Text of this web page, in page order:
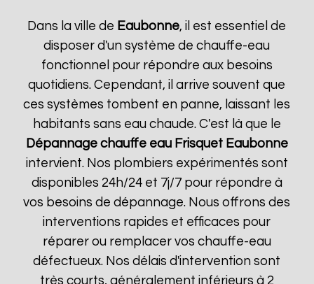
Dans la ville de Eaubonne, il est essentiel de
disposer d'un système de chauffe-eau
fonctionnel pour répondre aux besoins
quotidiens. Cependant, il arrive souvent que
ces systèmes tombent en panne, laissant les
habitants sans eau chaude. C'est là que le
Dépannage chauffe eau Frisquet Eaubonne
intervient. Nos plombiers expérimentés sont
disponibles 24h/24 et 7j/7 pour répondre à
vos besoins de dépannage. Nous offrons des
interventions rapides et efficaces pour
réparer ou remplacer vos chauffe-eau
défectueux. Nos délais d'intervention sont
très courts, généralement inférieurs à 2